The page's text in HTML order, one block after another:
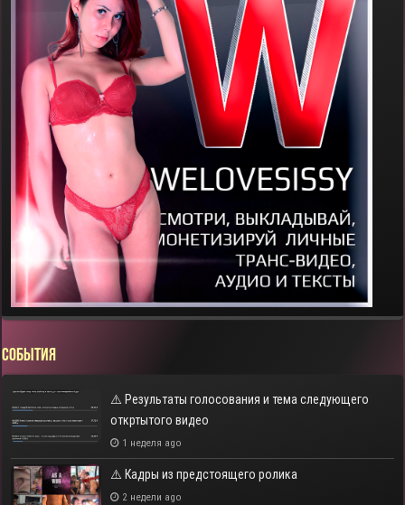
СОБЫТИЯ
⚠️ Результаты голосования и тема следующего
откртытого видео
1 неделя ago
⚠️ Кадры из предстоящего ролика
2 недели ago